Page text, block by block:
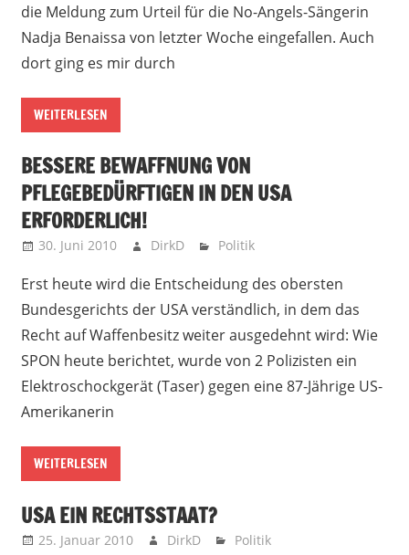
die Meldung zum Urteil für die No-Angels-Sängerin
Nadja Benaissa von letzter Woche eingefallen. Auch
dort ging es mir durch
WEITERLESEN
BESSERE BEWAFFNUNG VON
PFLEGEBEDÜRFTIGEN IN DEN USA
ERFORDERLICH!
30. Juni 2010 DirkD Politik
Erst heute wird die Entscheidung des obersten
Bundesgerichts der USA verständlich, in dem das
Recht auf Waffenbesitz weiter ausgedehnt wird: Wie
SPON heute berichtet, wurde von 2 Polizisten ein
Elektroschockgerät (Taser) gegen eine 87-Jährige US-
Amerikanerin
WEITERLESEN
USA EIN RECHTSSTAAT?
25. Januar 2010 DirkD Politik